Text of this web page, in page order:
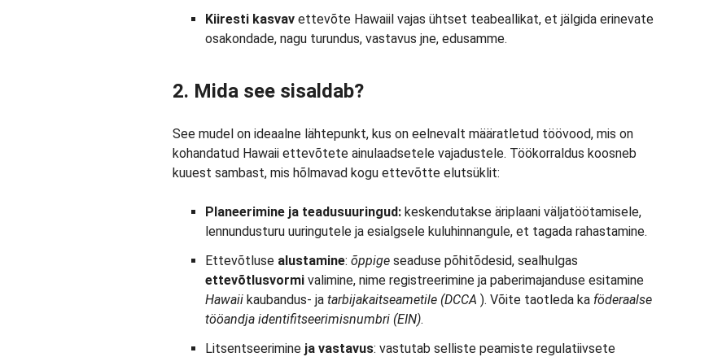
Kiiresti kasvav ettevõte Hawaiil vajas ühtset teabeallikat, et jälgida erinevate
osakondade, nagu turundus, vastavus jne, edusamme.
2. Mida see sisaldab?
See mudel on ideaalne lähtepunkt, kus on eelnevalt määratletud töövood, mis on
kohandatud Hawaii ettevõtete ainulaadsetele vajadustele. Töökorraldus koosneb
kuuest sambast, mis hõlmavad kogu ettevõtte elutsüklit:
Planeerimine ja teadusuuringud: keskendutakse äriplaani väljatöötamisele,
lennundusturu uuringutele ja esialgsele kuluhinnangule, et tagada rahastamine.
Ettevõtluse alustamine: õppige seaduse põhitõdesid, sealhulgas
ettevõtlusvormi valimine, nime registreerimine ja paberimajanduse esitamine
Hawaii kaubandus- ja tarbijakaitseametile (DCCA ). Võite taotleda ka föderaalse
tööandja identifitseerimisnumbri (EIN).
Litsentseerimine ja vastavus: vastutab selliste peamiste regulatiivsete